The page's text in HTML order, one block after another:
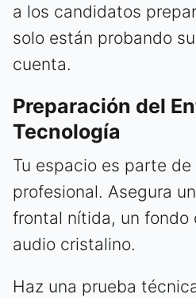
a los candidatos
solo están probando
cuenta.
Preparación del
Tecnología
Tu espacio es parte
profesional. Asegura
frontal nítida, un fondo
audio cristalino.
Haz una prueba